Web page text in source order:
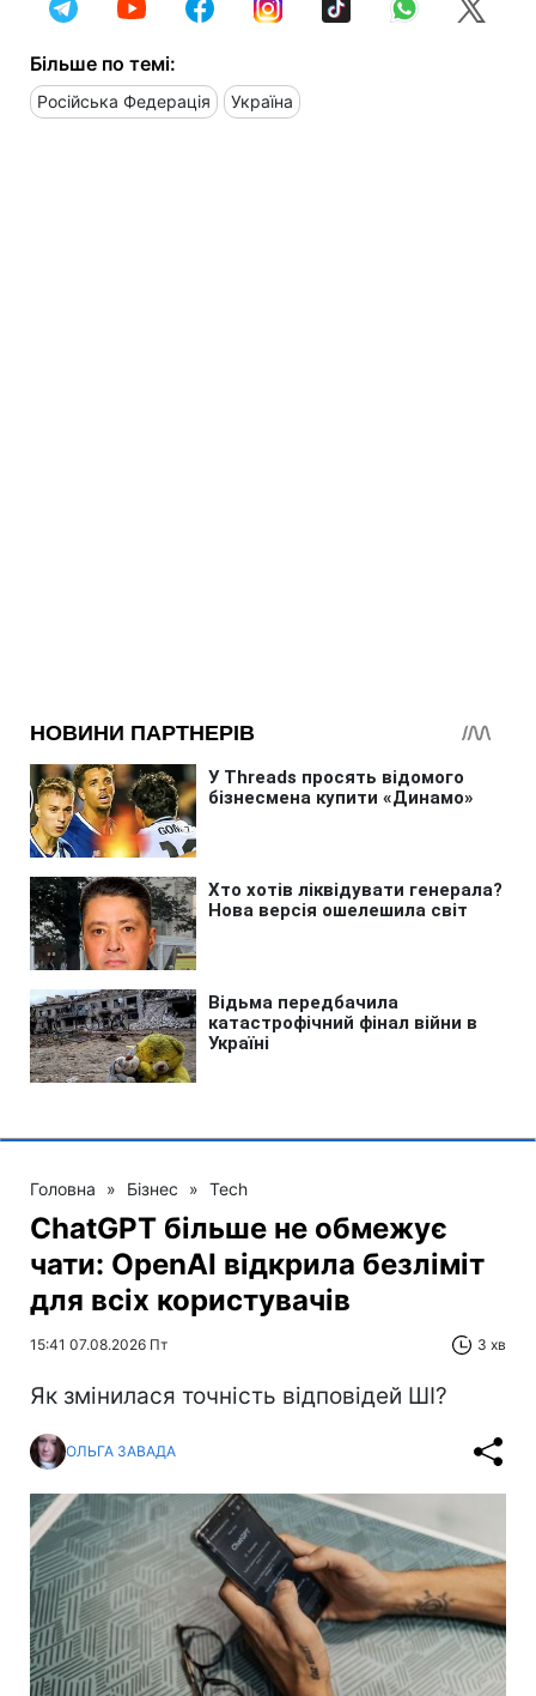
Більше по темі:
Російська Федерація Україна
Головна » Бізнес » Tech
ChatGPT більше не обмежує
чати: OpenAI відкрила безліміт
для всіх користувачів
15:41 07.08.2026 Пт 3 хв
Як змінилася точність відповідей ШІ?
ОЛЬГА ЗАВАДА